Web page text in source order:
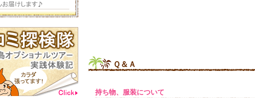
Ｑ＆Ａ
持ち物、服装について